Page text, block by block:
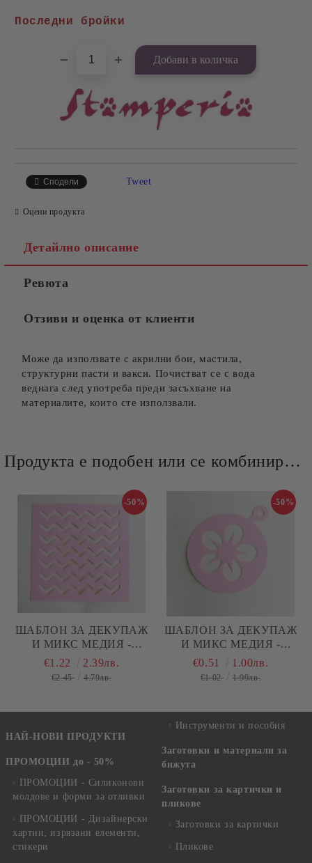
Последни бройки
Сподели Tweet
Оцени продукта
Детайлно описание
Ревюта
Отзиви и оценка от клиенти
Може да използвате с акрилни бои, мастила,
структурни пасти и вакси. Почистват се с вода
веднага след употреба преди засъхване на
материалите, които сте използвали.
Продукта е подобен или се комбинира добре и със следните продукти :
ШАБЛОН ЗА ДЕКУПАЖ
И МИКС МЕДИЯ -
ZIG_ZAG- 22.00 X 22.00
СМ
-50%
€1.22 2.39лв.
€2.45 4.79лв.
ШАБЛОН ЗА ДЕКУПАЖ
И МИКС МЕДИЯ -
FLOWER - 13.00 СМ
-50%
€0.51 1.00лв.
€1.02 1.99лв.
НАЙ-НОВИ ПРОДУКТИ
ПРОМОЦИИ до - 50%
ПРОМОЦИИ - Силиконови
молдове и форми за отливки
ПРОМОЦИИ - Дизайнерски
хартии, изрязани елементи,
стикери
Инструменти и пособия
Заготовки и материали за
бижута
Заготовки за картички и
пликове
Заготовки за картички
Пликове